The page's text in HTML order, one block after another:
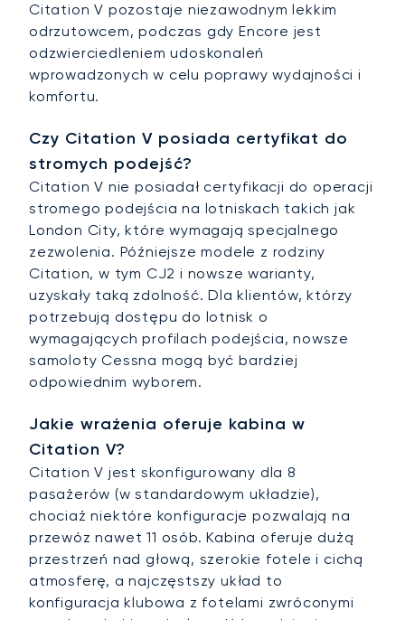
Citation V pozostaje niezawodnym lekkim
odrzutowcem, podczas gdy Encore jest
odzwierciedleniem udoskonaleń
wprowadzonych w celu poprawy wydajności i
komfortu.
Czy Citation V posiada certyfikat do
stromych podejść?
Citation V nie posiadał certyfikacji do operacji
stromego podejścia na lotniskach takich jak
London City, które wymagają specjalnego
zezwolenia. Późniejsze modele z rodziny
Citation, w tym CJ2 i nowsze warianty,
uzyskały taką zdolność. Dla klientów, którzy
potrzebują dostępu do lotnisk o
wymagających profilach podejścia, nowsze
samoloty Cessna mogą być bardziej
odpowiednim wyborem.
Jakie wrażenia oferuje kabina w
Citation V?
Citation V jest skonfigurowany dla 8
pasażerów (w standardowym układzie),
chociaż niektóre konfiguracje pozwalają na
przewóz nawet 11 osób. Kabina oferuje dużą
przestrzeń nad głową, szerokie fotele i cichą
atmosferę, a najczęstszy układ to
konfiguracja klubowa z fotelami zwróconymi